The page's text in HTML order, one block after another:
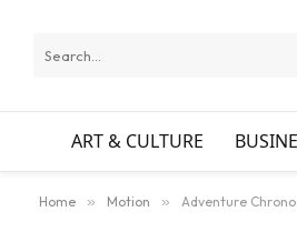
ART & CULTURE
Home » Motion » Adventure